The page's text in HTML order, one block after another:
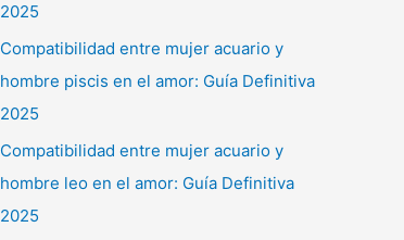
2025
Compatibilidad entre mujer acuario y
hombre piscis en el amor: Guía Definitiva
2025
Compatibilidad entre mujer acuario y
hombre leo en el amor: Guía Definitiva
2025